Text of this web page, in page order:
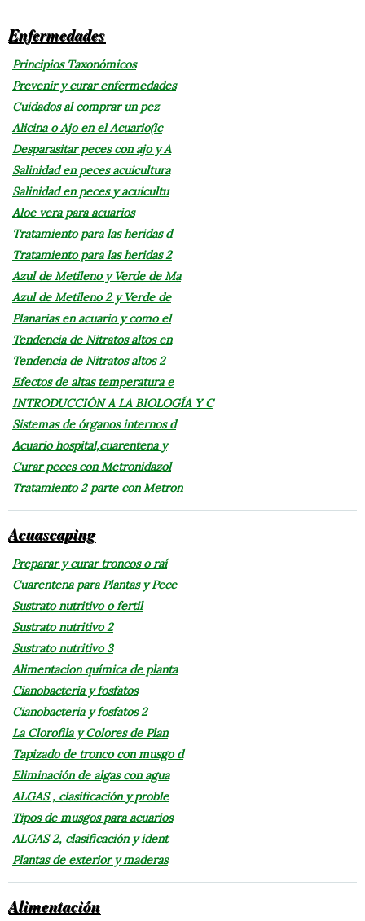
Enfermedades
Principios Taxonómicos
Prevenir y curar enfermedades
Cuidados al comprar un pez
Alicina o Ajo en el Acuario(ic
Desparasitar peces con ajo y A
Salinidad en peces acuicultura
Salinidad en peces y acuicultu
Aloe vera para acuarios
Tratamiento para las heridas d
Tratamiento para las heridas 2
Azul de Metileno y Verde de Ma
Azul de Metileno 2 y Verde de
Planarias en acuario y como el
Tendencia de Nitratos altos en
Tendencia de Nitratos altos 2
Efectos de altas temperatura e
INTRODUCCIÓN A LA BIOLOGÍA Y C
Sistemas de órganos internos d
Acuario hospital,cuarentena y
Curar peces con Metronidazol
Tratamiento 2 parte con Metron
Acuascaping
Preparar y curar troncos o raí
Cuarentena para Plantas y Pece
Sustrato nutritivo o fertil
Sustrato nutritivo 2
Sustrato nutritivo 3
Alimentacion química de planta
Cianobacteria y fosfatos
Cianobacteria y fosfatos 2
La Clorofila y Colores de Plan
Tapizado de tronco con musgo d
Eliminación de algas con agua
ALGAS , clasificación y proble
Tipos de musgos para acuarios
ALGAS 2, clasificación y ident
Plantas de exterior y maderas
Alimentación